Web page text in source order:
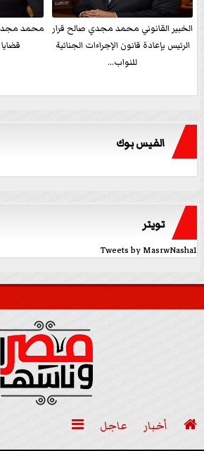
الخبير القانوني محمد مجدي صالح قرار
الرئيس بإعادة قانون الإجراءات الجنائية
للنواب...
محمد
الفيس بوك
تويتر
Tweets by MasrwNasha1
 أخبار عاجل
